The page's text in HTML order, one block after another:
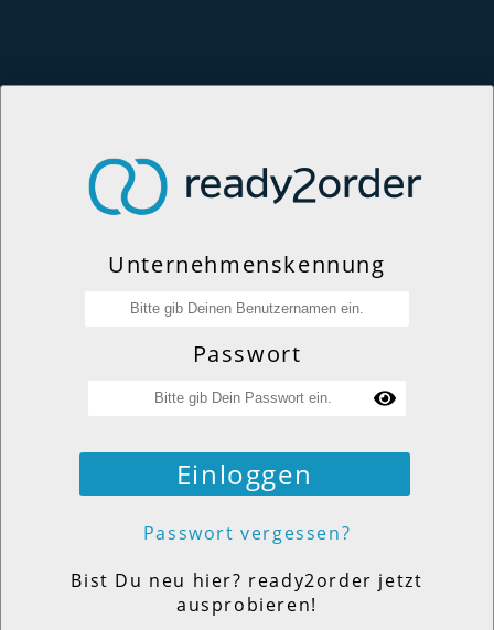
Unternehmenskennung
Passwort
Einloggen
Passwort vergessen?
Bist Du neu hier? ready2order jetzt
ausprobieren!